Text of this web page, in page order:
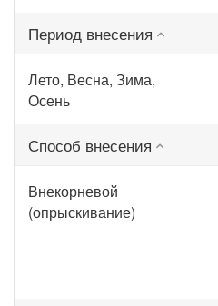
Период внесения
Лето, Весна, Зима,
Осень
Способ внесения
Внекорневой
(опрыскивание)